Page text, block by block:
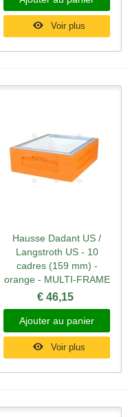
Voir plus
Hausse Dadant US /
Langstroth US - 10
cadres (159 mm) -
orange - MULTI-FRAME
€ 46,15
Ajouter au panier
Voir plus